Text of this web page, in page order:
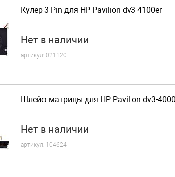
Кулер 3 Pin для HP Pavilion dv3-4100er
Нет в наличии
артикул: 021120
Шлейф матрицы для HP Pavilion dv3-4000
Нет в наличии
артикул: 104624